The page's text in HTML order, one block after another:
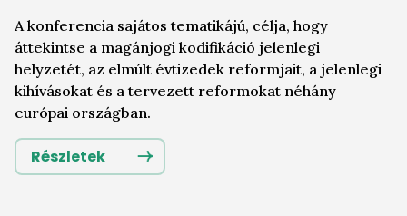
A konferencia sajátos tematikájú, célja, hogy
áttekintse a magánjogi kodifikáció jelenlegi
helyzetét, az elmúlt évtizedek reformjait, a jelenlegi
kihívásokat és a tervezett reformokat néhány
európai országban.
Részletek